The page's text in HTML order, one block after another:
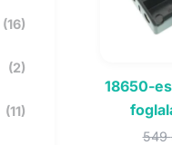
(16)
(2)
(11)
18650-
549